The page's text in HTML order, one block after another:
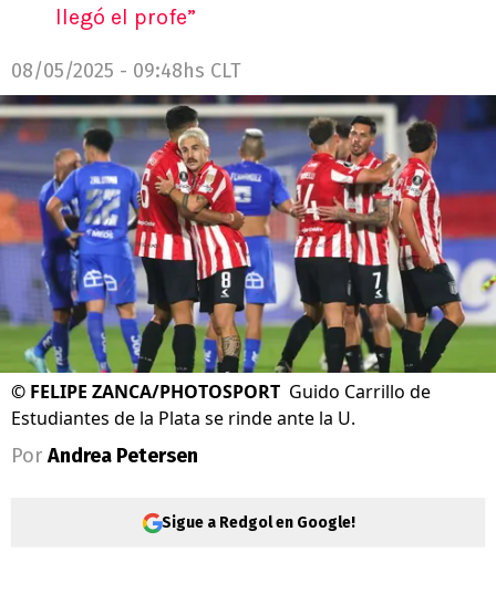
llegó el profe”
08/05/2025 - 09:48hs CLT
© FELIPE ZANCA/PHOTOSPORT Guido Carrillo de
Estudiantes de la Plata se rinde ante la U.
Por Andrea Petersen
Sigue a Redgol en Google!